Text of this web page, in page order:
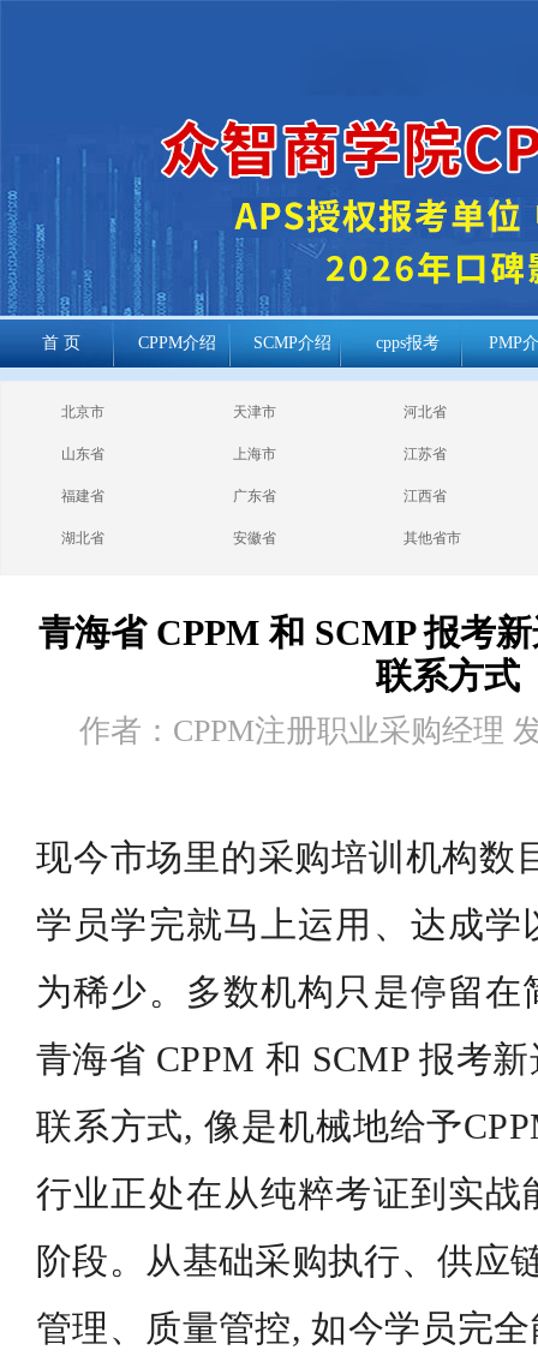
首 页 CPPM介绍 SCMP介绍 cpps报考 PMP
cppm报考常见
问题
北京市 天津市 河北省
山东省 上海市 江苏省
福建省 广东省 江西省
湖北省 安徽省 其他省市
青海省 CPPM 和 SCMP 报考
联系方式
作者：CPPM注册职业采购经理
现今市场里的采购培训机构数
学员学完就马上运用、达成学
为稀少。多数机构只是停留在
青海省 CPPM 和 SCMP 报考
联系方式, 像是机械地给予
行业正处在从纯粹考证到实战
阶段。从基础采购执行、供应
管理、质量管控, 如今学员完